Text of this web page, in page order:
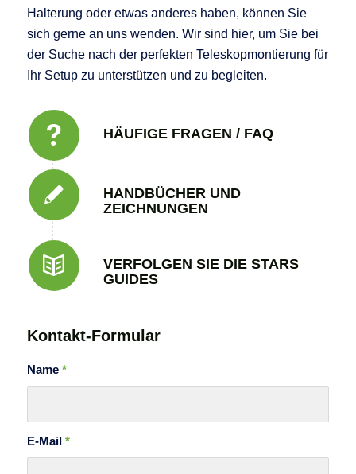
Halterung oder etwas anderes haben, können Sie
sich gerne an uns wenden. Wir sind hier, um Sie bei
der Suche nach der perfekten Teleskopmontierung für
Ihr Setup zu unterstützen und zu begleiten.
HÄUFIGE FRAGEN / FAQ
HANDBÜCHER UND
ZEICHNUNGEN
VERFOLGEN SIE DIE STARS
GUIDES
Kontakt-Formular
Name *
E-Mail *